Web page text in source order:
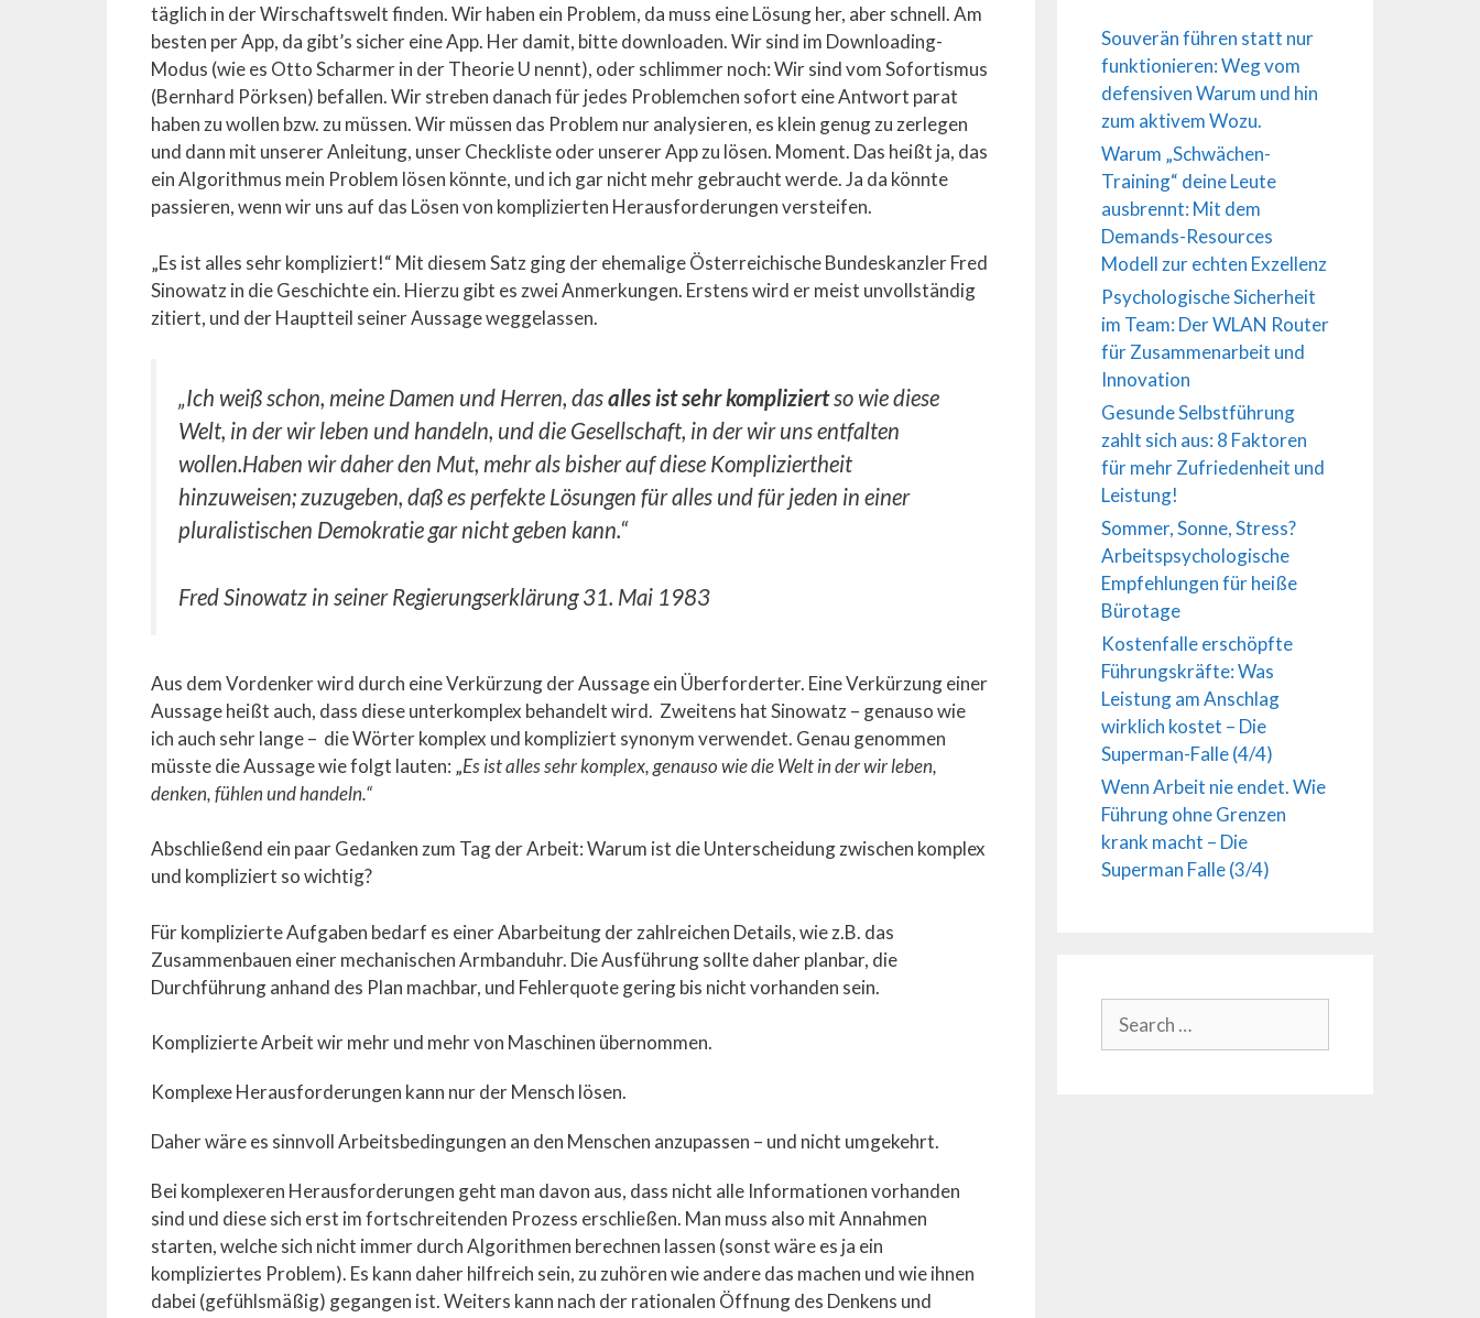
täglich in der Wirschaftswelt finden. Wir haben ein Problem, da muss eine Lösung her, aber schnell. Am
besten per App, da gibt’s sicher eine App. Her damit, bitte downloaden. Wir sind im Downloading-
Modus (wie es Otto Scharmer in der Theorie U nennt), oder schlimmer noch: Wir sind vom Sofortismus
(Bernhard Pörksen) befallen. Wir streben danach für jedes Problemchen sofort eine Antwort parat
haben zu wollen bzw. zu müssen. Wir müssen das Problem nur analysieren, es klein genug zu zerlegen
und dann mit unserer Anleitung, unser Checkliste oder unserer App zu lösen. Moment. Das heißt ja, das
ein Algorithmus mein Problem lösen könnte, und ich gar nicht mehr gebraucht werde. Ja da könnte
passieren, wenn wir uns auf das Lösen von komplizierten Herausforderungen versteifen.
„Es ist alles sehr kompliziert!“ Mit diesem Satz ging der ehemalige Österreichische Bundeskanzler Fred
Sinowatz in die Geschichte ein. Hierzu gibt es zwei Anmerkungen. Erstens wird er meist unvollständig
zitiert, und der Hauptteil seiner Aussage weggelassen.
„Ich weiß schon, meine Damen und Herren, dasalles ist sehr kompliziertso wie diese
Welt, in der wir leben und handeln, und die Gesellschaft, in der wir uns entfalten
wollen.Haben wir daher den Mut, mehr als bisher auf diese Kompliziertheit
hinzuweisen; zuzu­geben, daß es perfekte Lösungen für alles und für jeden in einer
pluralistischen Demokratie gar nicht geben kann.“
Fred Sinowatz in seiner Regierungserklärung 31. Mai 1983
Aus dem Vordenker wird durch eine Verkürzung der Aussage ein Überforderter. Eine Verkürzung einer
Aussage heißt auch, dass diese unterkomplex behandelt wird. Zweitens hat Sinowatz – genauso wie
ich auch sehr lange – die Wörter komplex und kompliziert synonym verwendet. Genau genommen
müsste die Aussage wie folgt lauten: „Es ist alles sehr komplex, genauso wie die Welt in der wir leben,
denken, fühlen und handeln.“
Abschließend ein paar Gedanken zum Tag der Arbeit: Warum ist die Unterscheidung zwischen komplex
und kompliziert so wichtig?
Für komplizierte Aufgaben bedarf es einer Abarbeitung der zahlreichen Details, wie z.B. das
Zusammenbauen einer mechanischen Armbanduhr. Die Ausführung sollte daher planbar, die
Durchführung anhand des Plan machbar, und Fehlerquote gering bis nicht vorhanden sein.
Komplizierte Arbeit wir mehr und mehr von Maschinen übernommen.
Komplexe Herausforderungen kann nur der Mensch lösen.
Daher wäre es sinnvoll Arbeitsbedingungen an den Menschen anzupassen – und nicht umgekehrt.
Bei komplexeren Herausforderungen geht man davon aus, dass nicht alle Informationen vorhanden
sind und diese sich erst im fortschreitenden Prozess erschließen. Man muss also mit Annahmen
starten, welche sich nicht immer durch Algorithmen berechnen lassen (sonst wäre es ja ein
kompliziertes Problem). Es kann daher hilfreich sein, zu zuhören wie andere das machen und wie ihnen
dabei (gefühlsmäßig) gegangen ist. Weiters kann nach der rationalen Öffnung des Denkens und
Souverän führen statt nur
funktionieren: Weg vom
defensiven Warum und hin
zum aktivem Wozu.
Warum „Schwächen-
Training“ deine Leute
ausbrennt: Mit dem
Demands-Resources
Modell zur echten Exzellenz
Psychologische Sicherheit
im Team: Der WLAN Router
für Zusammenarbeit und
Innovation
Gesunde Selbstführung
zahlt sich aus: 8 Faktoren
für mehr Zufriedenheit und
Leistung!
Sommer, Sonne, Stress?
Arbeitspsychologische
Empfehlungen für heiße
Bürotage
Kostenfalle erschöpfte
Führungskräfte: Was
Leistung am Anschlag
wirklich kostet – Die
Superman-Falle (4/4)
Wenn Arbeit nie endet. Wie
Führung ohne Grenzen
krank macht – Die
Superman Falle (3/4)
for: